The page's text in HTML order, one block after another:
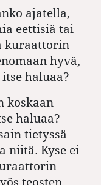
ajatella,
eettisiä tai
kuraattorin
hyvä,
haluaa?
koskaan
haluaa?
tietyssä
niitä. Kyse ei
teosten